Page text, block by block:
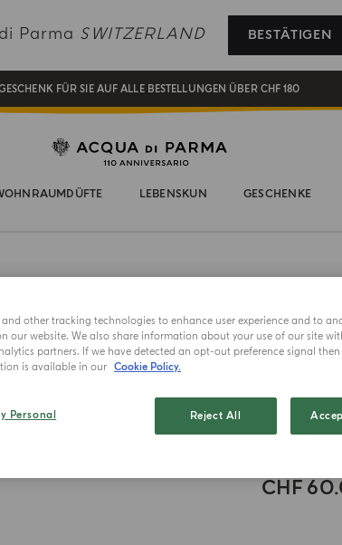
Parma SWITZERLAND BESTÄTIGEN
SIE SICH UND GENIESSEN SIE EINE WELT VOLLER VORTEILE
GESCHENK FÜR SIE AUF ALLE BESTELLUNGEN ÜBER CHF 180
NEW IN:BERGAMOTTO LA SPUGNATURA
LEBENSKUN GESCHENKE
FRUTTINI
CHF
and other tracking technologies to enhance user experience and to
our website. We also share information about your use of our site
partners. If we have detected an opt-out preference signal
is available in our Cookie Policy.
Personal
Reject All